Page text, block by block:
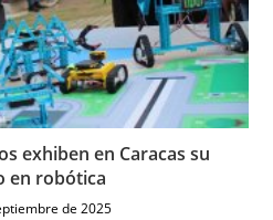
exhiben en Caracas su
en robótica
de 2025